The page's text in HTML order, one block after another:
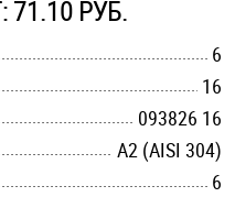
71.10 РУБ.
6
16
093826 16
А2 (AISI 304)
6